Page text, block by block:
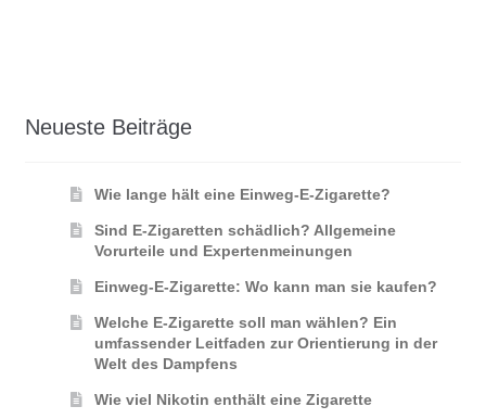
Neueste Beiträge
Wie lange hält eine Einweg-E-Zigarette?
Sind E-Zigaretten schädlich? Allgemeine
Vorurteile und Expertenmeinungen
Einweg-E-Zigarette: Wo kann man sie kaufen?
Welche E-Zigarette soll man wählen? Ein
umfassender Leitfaden zur Orientierung in der
Welt des Dampfens
Wie viel Nikotin enthält eine Zigarette